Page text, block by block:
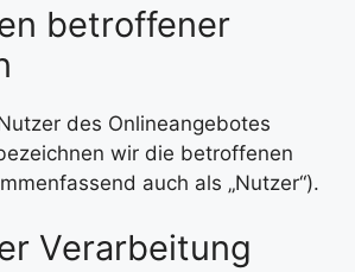
betroffener
des Onlineangebotes
wir die betroffenen
auch als „Nutzer“).
Verarbeitung